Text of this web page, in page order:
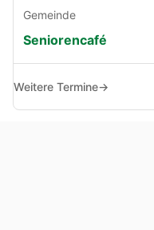
Gemeinde
Seniorencafé
Weitere Termine→